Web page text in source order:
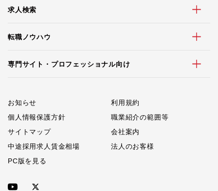
求人検索
転職ノウハウ
専門サイト・プロフェッショナル向け
お知らせ
利用規約
個人情報保護方針
職業紹介の範囲等
サイトマップ
会社案内
中途採用求人賃金相場
法人のお客様
PC版を見る